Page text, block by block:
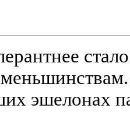
эшелонах